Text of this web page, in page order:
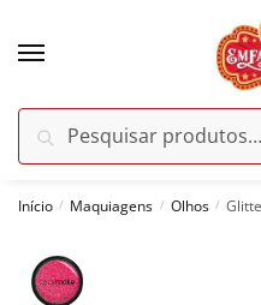
por:
Pesquisar
Início / Maquiagens / Olhos /